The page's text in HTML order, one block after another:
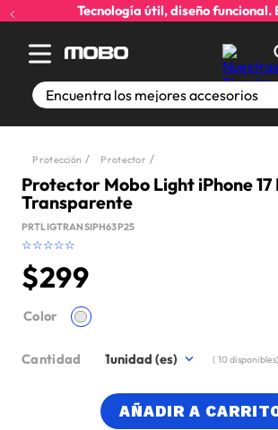
Tecnología útil, diseño funcional.
Encuentra los mejores accesorios
Protección Protector
Protector Mobo Light iPhone 17
Transparente
PRTLIGTRANSIPH63P25
☆☆☆☆☆
$299
Color
Cantidad 1 ( 10disponibles)
AÑADIR A